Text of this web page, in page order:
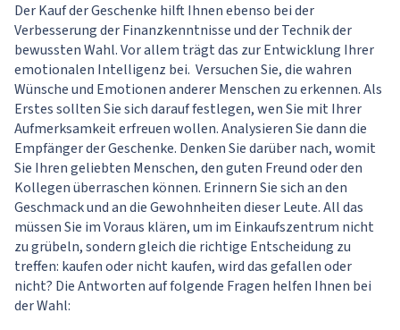
Der Kauf der Geschenke hilft Ihnen ebenso bei der
Verbesserung der Finanzkenntnisse und der Technik der
bewussten Wahl. Vor allem trägt das zur Entwicklung Ihrer
emotionalen Intelligenz bei. Versuchen Sie, die wahren
Wünsche und Emotionen anderer Menschen zu erkennen. Als
Erstes sollten Sie sich darauf festlegen, wen Sie mit Ihrer
Aufmerksamkeit erfreuen wollen. Analysieren Sie dann die
Empfänger der Geschenke. Denken Sie darüber nach, womit
Sie Ihren geliebten Menschen, den guten Freund oder den
Kollegen überraschen können. Erinnern Sie sich an den
Geschmack und an die Gewohnheiten dieser Leute. All das
müssen Sie im Voraus klären, um im Einkaufszentrum nicht
zu grübeln, sondern gleich die richtige Entscheidung zu
treffen: kaufen oder nicht kaufen, wird das gefallen oder
nicht? Die Antworten auf folgende Fragen helfen Ihnen bei
der Wahl: